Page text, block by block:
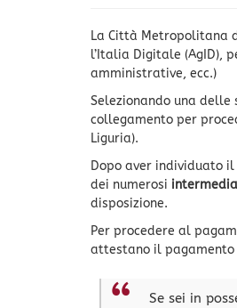
La Città Metropolitana
l’Italia Digitale (AgID),
amministrative, ecc.)
Selezionando una
collegamento per
Liguria).
Dopo aver individuato
dei numerosi
disposizione.
Per procedere al
attestano il pagamento
Se sei in